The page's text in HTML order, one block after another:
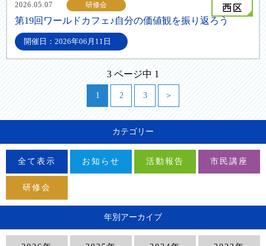
2026.05.07 研修会
第19回ワールドカフェ♪自分の価値観を振り返ろう
開催日：2026年06月11日
3 ページ中 1
1 2 3 ＞
カテゴリー
全て表示 お知らせ 活動報告 市民講座
研修会
年別アーカイブ